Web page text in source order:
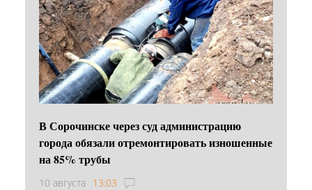
В Сорочинске через суд администрацию
города обязали отремонтировать изношенные
на 85% трубы
10 августа 13:03